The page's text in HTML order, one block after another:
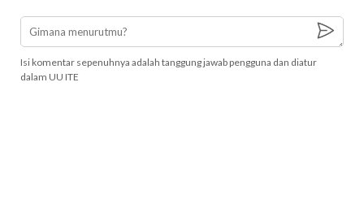
Isi komentar sepenuhnya adalah tanggung jawab pengguna dan diatur
dalam UU ITE